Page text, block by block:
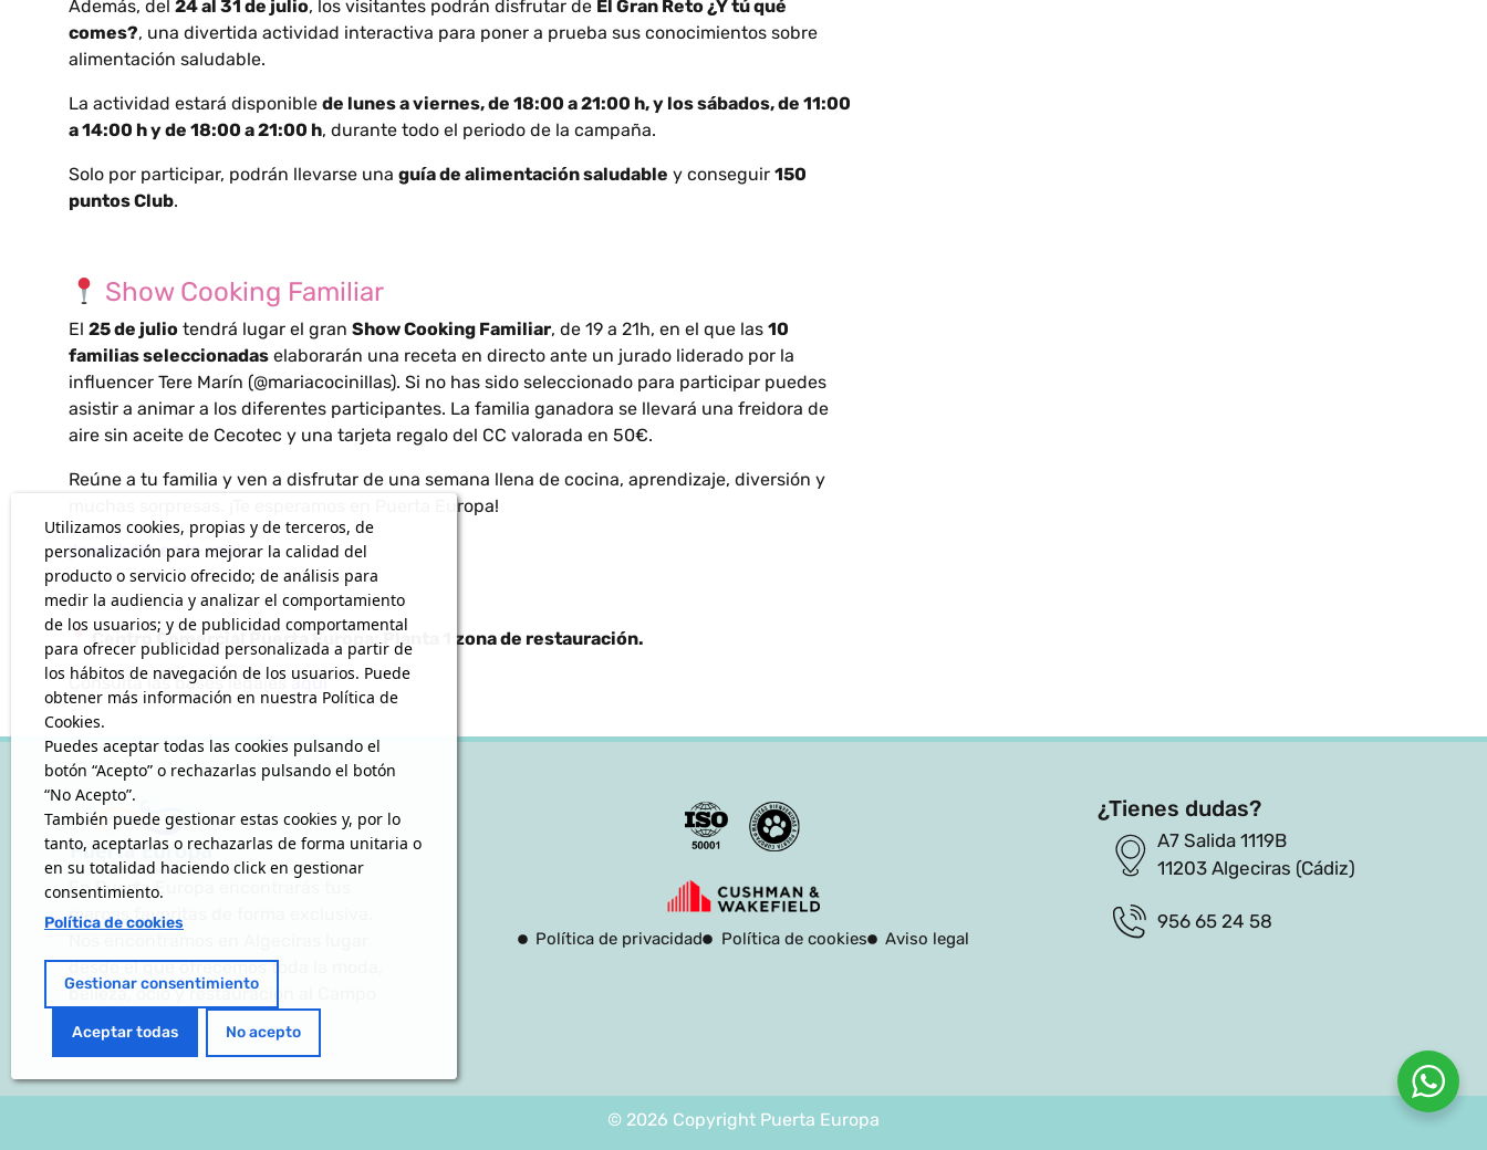
Además, del 24 al 31 de julio, los visitantes podrán disfrutar de El Gran Reto ¿Y tú qué
comes?, una divertida actividad interactiva para poner a prueba sus conocimientos sobre
alimentación saludable.
La actividad estará disponible de lunes a viernes, de 18:00 a 21:00 h, y los sábados, de 11:00
a 14:00 h y de 18:00 a 21:00 h, durante todo el periodo de la campaña.
Solo por participar, podrán llevarse una guía de alimentación saludable y conseguir 150
puntos Club.
Show Cooking Familiar
El 25 de julio tendrá lugar el gran Show Cooking Familiar, de 19 a 21h, en el que las 10
familias seleccionadas elaborarán una receta en directo ante un jurado liderado por la
influencer Tere Marín (@mariacocinillas). Si no has sido seleccionado para participar puedes
asistir a animar a los diferentes participantes. La familia ganadora se llevará una freidora de
aire sin aceite de Cecotec y una tarjeta regalo del CC valorada en 50€.
Reúne a tu familia y ven a disfrutar de una semana llena de cocina, aprendizaje, diversión y
muchas sorpresas. ¡Te esperamos en Puerta Europa!
¡Inscríbete en la app!
Centro Comercial Puerta Europa: Planta 1 zona de restauración.
Consulta las bases legales aquí
En Puerta Europa encontrarás tus
marcas favoritas de forma exclusiva.
desde el que ofrecemos toda la moda,
belleza, ocio y restauración al Campo
Política de privacidad Política de cookies Aviso legal
¿Tienes dudas?
A7 Salida 1119B
11203 Algeciras (Cádiz)
956 65 24 58
© 2026 Copyright Puerta Europa
Utilizamos cookies, propias y de terceros, de
personalización para mejorar la calidad del
producto o servicio ofrecido; de análisis para
medir la audiencia y analizar el comportamiento
de los usuarios; y de publicidad comportamental
para ofrecer publicidad personalizada a partir de
los hábitos de navegación de los usuarios. Puede
obtener más información en nuestra Política de
Cookies.
Puedes aceptar todas las cookies pulsando el
botón “Acepto” o rechazarlas pulsando el botón
“No Acepto”.
También puede gestionar estas cookies y, por lo
tanto, aceptarlas o rechazarlas de forma unitaria o
en su totalidad haciendo click en gestionar
consentimiento.
Política de cookies
Gestionar consentimiento
Aceptar todas No acepto